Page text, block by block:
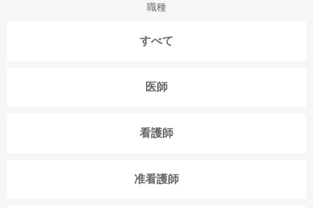
職種
すべて
医師
看護師
准看護師